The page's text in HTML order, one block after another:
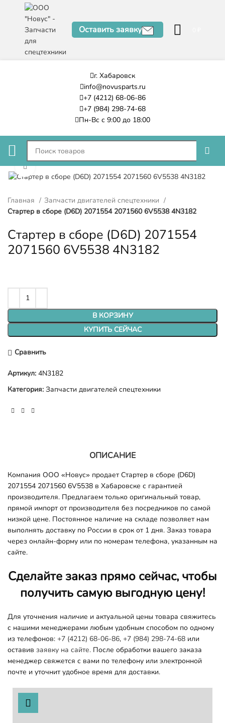
Оставить заявку
г. Хабаровск
info@novusparts.ru
+7 (4212) 68-06-86
+7 (984) 298-74-68
Пн-Вс с 9:00 до 18:00
Нажмите, чтобы увеличить
Главная
Запчасти двигателей спецтехники
Стартер в сборе (D6D) 2071554 2071560 6V5538 4N3182
Стартер в сборе (D6D) 2071554
2071560 6V5538 4N3182
В КОРЗИНУ
КУПИТЬ СЕЙЧАС
Сравнить
Артикул: 4N3182
Категория: Запчасти двигателей спецтехники
ОПИСАНИЕ
Компания ООО «Новус» продает Стартер в сборе (D6D)
2071554 2071560 6V5538 в Хабаровске с гарантией
производителя. Предлагаем только оригинальный товар,
прямой импорт от производителя без посредников по самой
низкой цене. Постоянное наличие на складе позволяет нам
выполнять доставку по России в срок от 1 дня. Заказ товара
через онлайн-форму или по номерам телефона, указанным на
сайте.
Сделайте заказ прямо сейчас, чтобы
получить самую выгодную цену!
Для уточнения наличие и актуальной цены товара свяжитесь
с нашими менеджерами любым удобным способом по одному
из телефонов: +7 (4212) 68-06-86, +7 (984) 298-74-68 или
оставив заявку на сайте. После обработки вашего заказа
менеджер свяжется с вами по телефону или электронной
почте и уточнит удобное время для доставки.